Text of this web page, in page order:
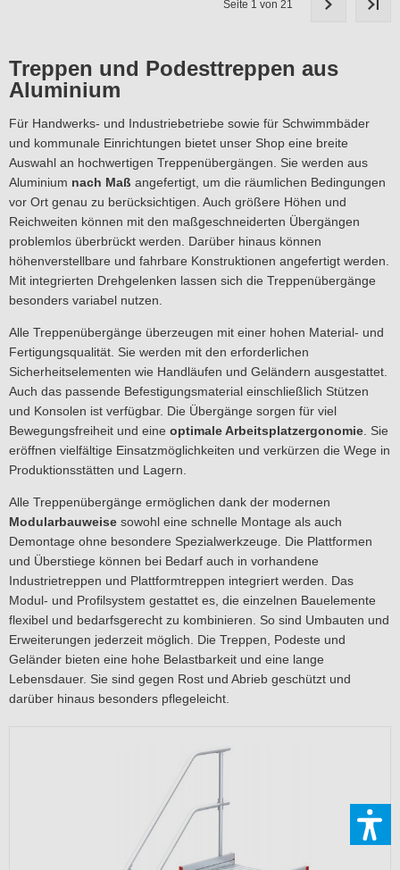
Seite 1 von 21
Treppen und Podesttreppen aus
Aluminium
Für Handwerks- und Industriebetriebe sowie für Schwimmbäder
und kommunale Einrichtungen bietet unser Shop eine breite
Auswahl an hochwertigen Treppenübergängen. Sie werden aus
Aluminium nach Maß angefertigt, um die räumlichen Bedingungen
vor Ort genau zu berücksichtigen. Auch größere Höhen und
Reichweiten können mit den maßgeschneiderten Übergängen
problemlos überbrückt werden. Darüber hinaus können
höhenverstellbare und fahrbare Konstruktionen angefertigt werden.
Mit integrierten Drehgelenken lassen sich die Treppenübergänge
besonders variabel nutzen.
Alle Treppenübergänge überzeugen mit einer hohen Material- und
Fertigungsqualität. Sie werden mit den erforderlichen
Sicherheitselementen wie Handläufen und Geländern ausgestattet.
Auch das passende Befestigungsmaterial einschließlich Stützen
und Konsolen ist verfügbar. Die Übergänge sorgen für viel
Bewegungsfreiheit und eine optimale Arbeitsplatzergonomie . Sie
eröffnen vielfältige Einsatzmöglichkeiten und verkürzen die Wege in
Produktionsstätten und Lagern.
Alle Treppenübergänge ermöglichen dank der modernen
Modularbauweise sowohl eine schnelle Montage als auch
Demontage ohne besondere Spezialwerkzeuge. Die Plattformen
und Überstiege können bei Bedarf auch in vorhandene
Industrietreppen und Plattformtreppen integriert werden. Das
Modul- und Profilsystem gestattet es, die einzelnen Bauelemente
flexibel und bedarfsgerecht zu kombinieren. So sind Umbauten und
Erweiterungen jederzeit möglich. Die Treppen, Podeste und
Geländer bieten eine hohe Belastbarkeit und eine lange
Lebensdauer. Sie sind gegen Rost und Abrieb geschützt und
darüber hinaus besonders pflegeleicht.